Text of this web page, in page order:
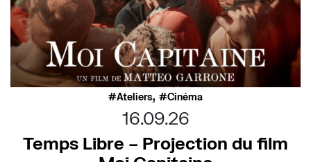
Ateliers, Cinéma
16.09.26
Temps Libre – Projection du film